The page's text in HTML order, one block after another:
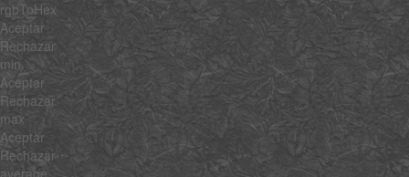
rgbToHex
Aceptar
Rechazar
min
Aceptar
Rechazar
max
Aceptar
Rechazar